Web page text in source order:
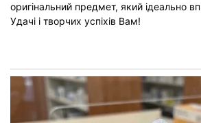
оригінальний предмет, який ідеально
Удачі і творчих успіхів Вам!